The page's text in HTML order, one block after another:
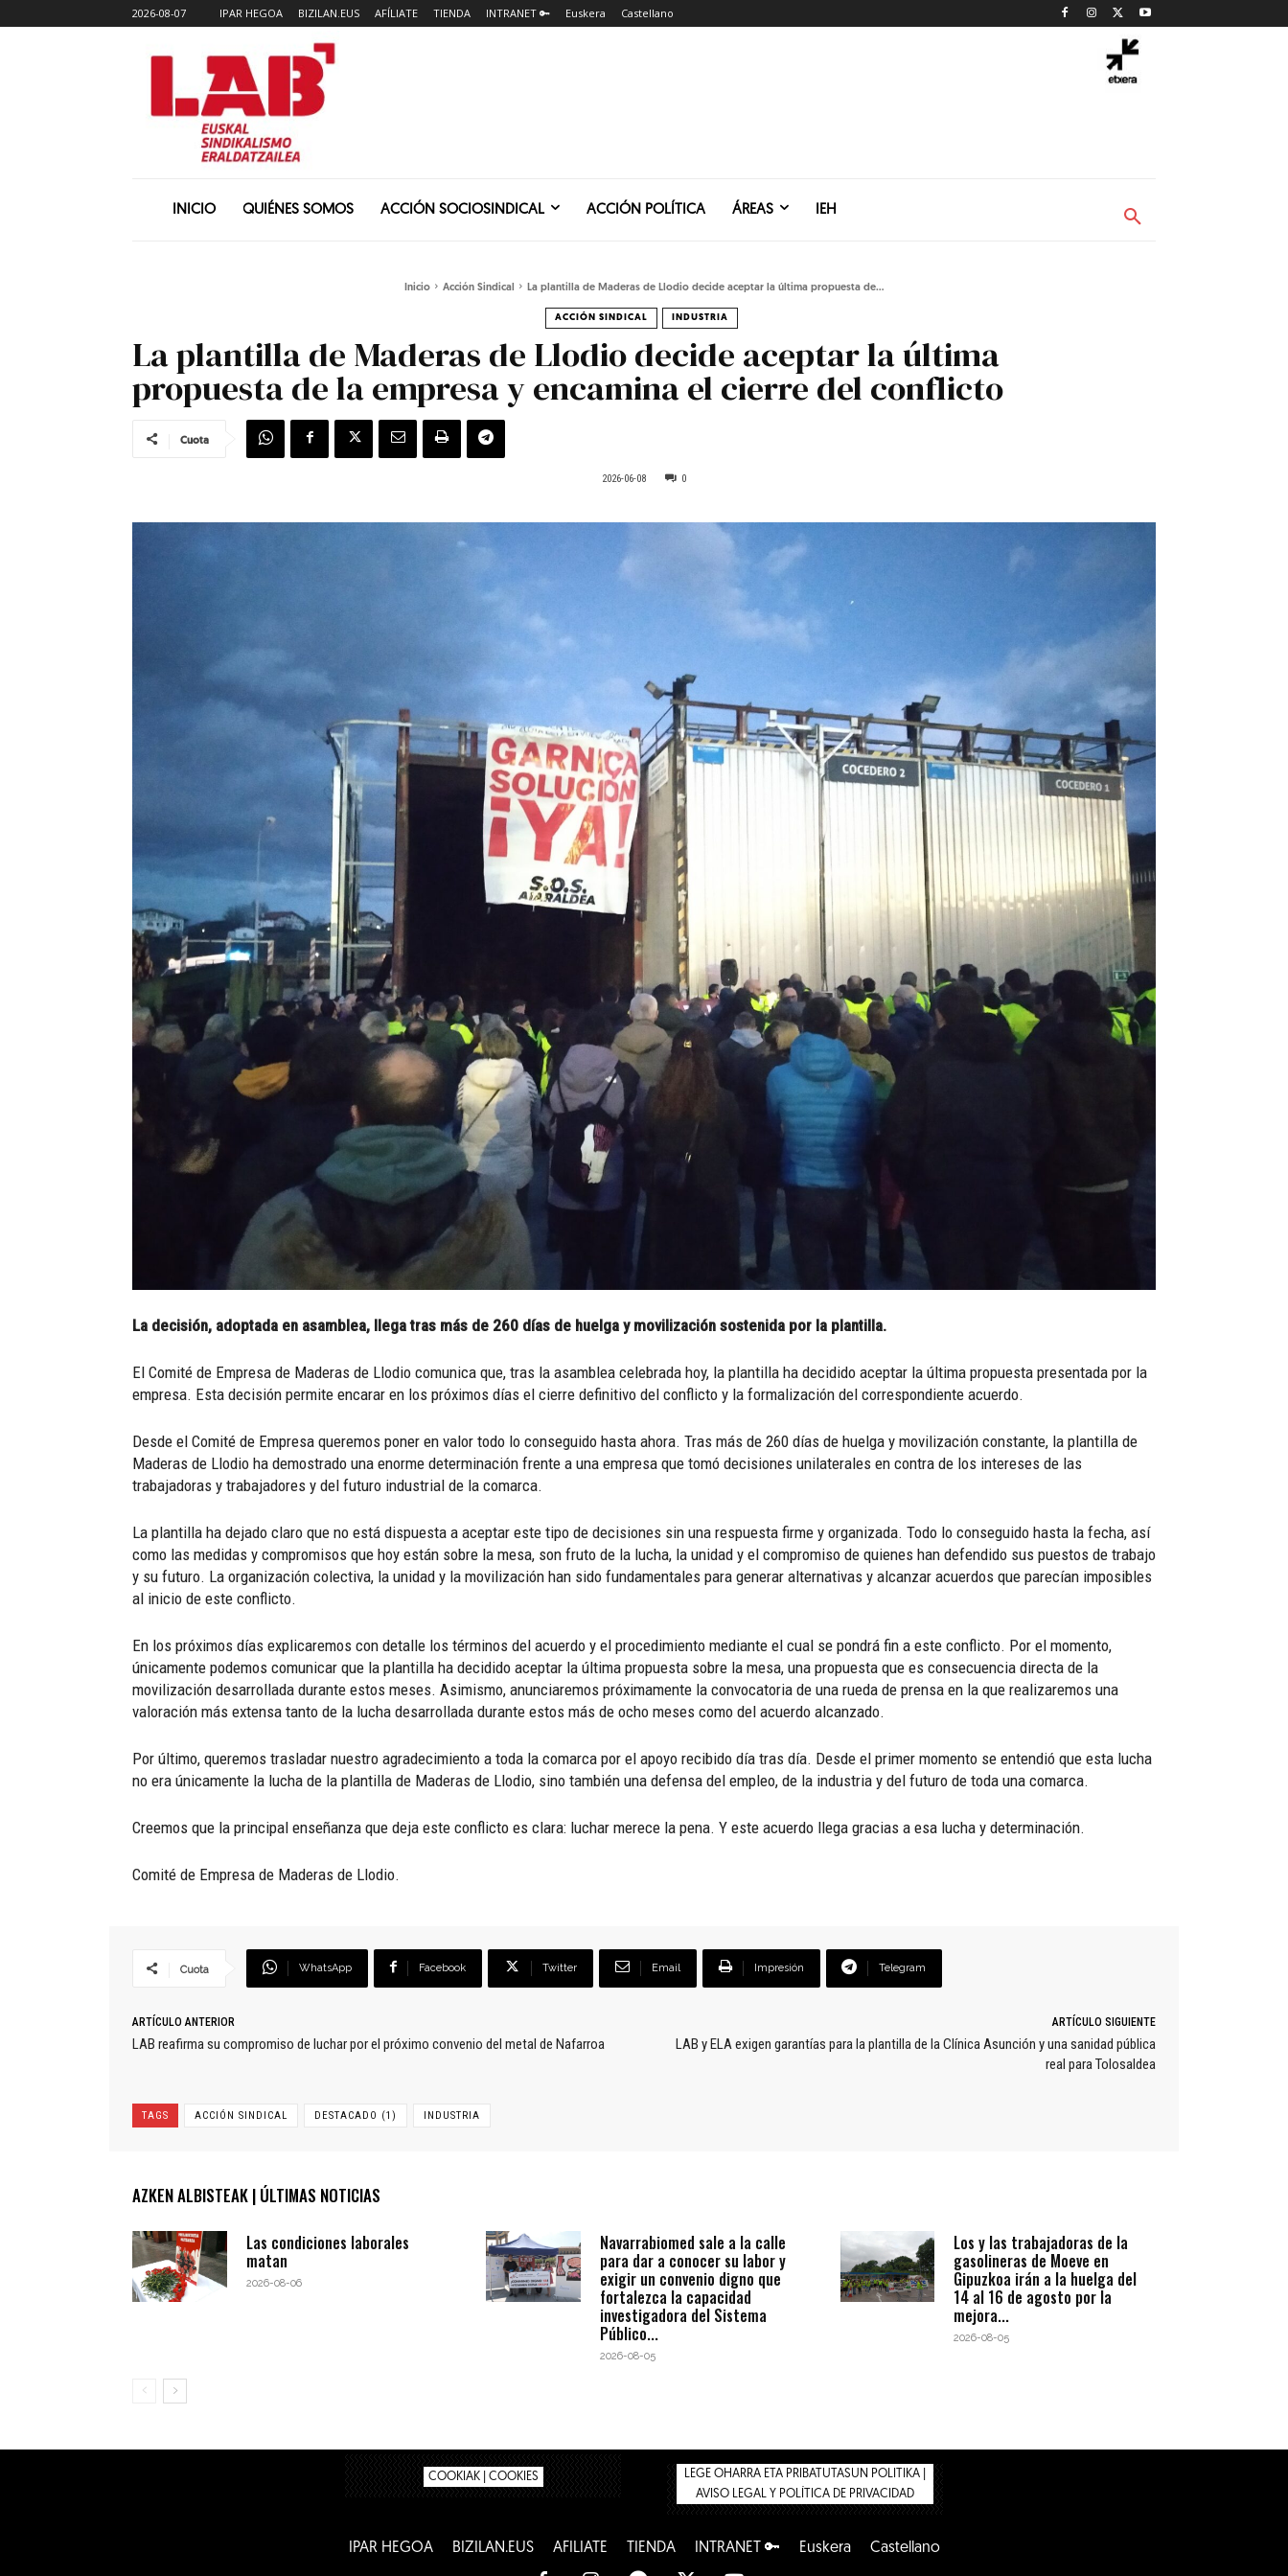
2026-08-07 IPAR HEGOA BIZILAN.EUS AFÍLIATE TIENDA INTRANET 🔑 Euskera Castellano
INICIO QUIÉNES SOMOS ACCIÓN SOCIOSINDICAL ACCIÓN POLÍTICA ÁREAS IEH
Inicio Acción Sindical La plantilla de Maderas de Llodio decide aceptar la última propuesta de...
ACCIÓN SINDICAL INDUSTRIA
La plantilla de Maderas de Llodio decide aceptar la última
propuesta de la empresa y encamina el cierre del conflicto
Cuota
2026-06-08 0
La decisión, adoptada en asamblea, llega tras más de 260 días de huelga y movilización sostenida por la plantilla.
El Comité de Empresa de Maderas de Llodio comunica que, tras la asamblea celebrada hoy, la plantilla ha decidido aceptar la última propuesta presentada por la
empresa. Esta decisión permite encarar en los próximos días el cierre definitivo del conflicto y la formalización del correspondiente acuerdo.
Desde el Comité de Empresa queremos poner en valor todo lo conseguido hasta ahora. Tras más de 260 días de huelga y movilización constante, la plantilla de
Maderas de Llodio ha demostrado una enorme determinación frente a una empresa que tomó decisiones unilaterales en contra de los intereses de las
trabajadoras y trabajadores y del futuro industrial de la comarca.
La plantilla ha dejado claro que no está dispuesta a aceptar este tipo de decisiones sin una respuesta firme y organizada. Todo lo conseguido hasta la fecha, así
como las medidas y compromisos que hoy están sobre la mesa, son fruto de la lucha, la unidad y el compromiso de quienes han defendido sus puestos de trabajo
y su futuro. La organización colectiva, la unidad y la movilización han sido fundamentales para generar alternativas y alcanzar acuerdos que parecían imposibles
al inicio de este conflicto.
En los próximos días explicaremos con detalle los términos del acuerdo y el procedimiento mediante el cual se pondrá fin a este conflicto. Por el momento,
únicamente podemos comunicar que la plantilla ha decidido aceptar la última propuesta sobre la mesa, una propuesta que es consecuencia directa de la
movilización desarrollada durante estos meses. Asimismo, anunciaremos próximamente la convocatoria de una rueda de prensa en la que realizaremos una
valoración más extensa tanto de la lucha desarrollada durante estos más de ocho meses como del acuerdo alcanzado.
Por último, queremos trasladar nuestro agradecimiento a toda la comarca por el apoyo recibido día tras día. Desde el primer momento se entendió que esta lucha
no era únicamente la lucha de la plantilla de Maderas de Llodio, sino también una defensa del empleo, de la industria y del futuro de toda una comarca.
Creemos que la principal enseñanza que deja este conflicto es clara: luchar merece la pena. Y este acuerdo llega gracias a esa lucha y determinación.
Comité de Empresa de Maderas de Llodio.
Cuota WhatsApp Facebook Twitter Email Impresión Telegram
ARTÍCULO ANTERIOR
LAB reafirma su compromiso de luchar por el próximo convenio del metal de Nafarroa
ARTÍCULO SIGUIENTE
LAB y ELA exigen garantías para la plantilla de la Clínica Asunción y una sanidad pública
real para Tolosaldea
TAGS ACCIÓN SINDICAL DESTACADO (1) INDUSTRIA
AZKEN ALBISTEAK | ÚLTIMAS NOTICIAS
Las condiciones laborales
matan
2026-08-06
Navarrabiomed sale a la calle
para dar a conocer su labor y
exigir un convenio digno que
fortalezca la capacidad
investigadora del Sistema
Público...
2026-08-05
Los y las trabajadoras de la
gasolineras de Moeve en
Gipuzkoa irán a la huelga del
14 al 16 de agosto por la
mejora...
2026-08-05
COOKIAK | COOKIES
LEGE OHARRA ETA PRIBATUTASUN POLITIKA |
AVISO LEGAL Y POLÍTICA DE PRIVACIDAD
IPAR HEGOA BIZILAN.EUS AFÍLIATE TIENDA INTRANET 🔑 Euskera Castellano